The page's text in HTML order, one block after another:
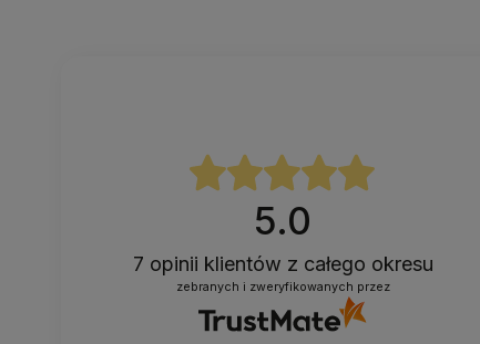
5.0
7 opinii klientów z całego okresu
zebranych i zweryfikowanych przez